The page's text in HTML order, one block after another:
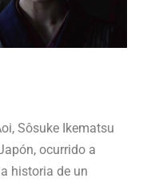
Sôsuke Ikematsu
ocurrido a
historia de un